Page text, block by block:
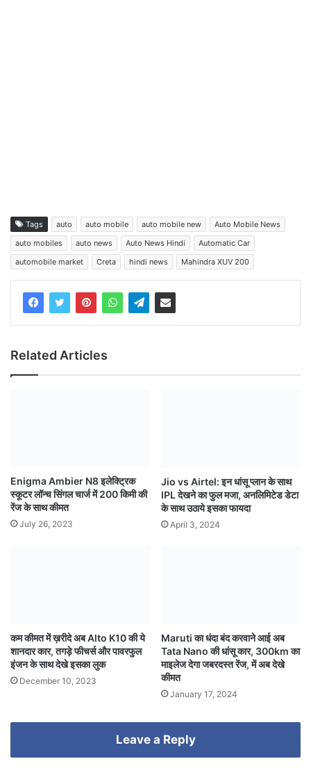
Tags auto auto mobile auto mobile new
Auto Mobile News
auto mobiles
auto news Auto News Hindi
Automatic Car
automobile market
Creta hindi news Mahindra XUV 200
Related Articles
Enigma Ambier N8 इलेक्ट्रिक
स्कूटर लॉन्च सिंगल चार्ज में 200 किमी की
रेंज के साथ कीमत
July 26, 2023
Jio vs Airtel: इन धांसू प्लान के साथ
IPL देखने का फुल मजा, अनलिमिटेड डेटा
के साथ उठाये इसका फायदा
April 3, 2024
कम कीमत में ख़रीदे अब Alto K10 की ये
शानदार कार, तगड़े फीचर्स और पावरफुल
इंजन के साथ देखे इसका लुक
December 10, 2023
Maruti का धंदा बंद करवाने आई अब
Tata Nano की धांसू कार, 300km का
माइलेज देगा जबरदस्त रेंज, में अब देखे
कीमत
January 17, 2024
Leave a Reply